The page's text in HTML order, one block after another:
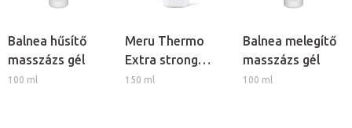
Balnea hűsítő
masszázs gél
100 ml
Meru Thermo
Extra strong
melegítő krém -
150 ml
Balnea melegítő
masszázs gél
100 ml